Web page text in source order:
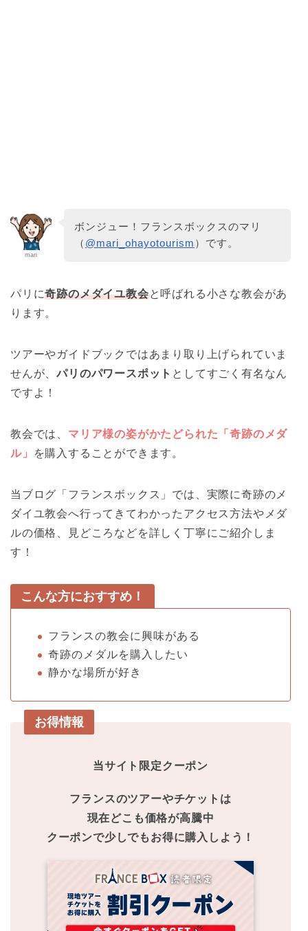
mari
ボンジュー！フランスボックスのマリ
（ @mari_ohayotourism ）です。
パリに奇跡のメダイユ教会と呼ばれる小さな教会があ
ります。
ツアーやガイドブックではあまり取り上げられていま
せんが、パリのパワースポット としてすごく有名なん
ですよ！
教会では、 マリア様の姿がかたどられた「奇跡のメダ
ル」
を購入することができます。
当ブログ「フランスボックス」では、実際に奇跡のメ
ダイユ教会へ行ってきてわかったアクセス方法やメダ
ルの価格、見どころなどを詳しく丁寧にご紹介しま
す！
こんな方におすすめ！
フランスの教会に興味がある
奇跡のメダルを購入したい
静かな場所が好き
お得情報
当サイト限定クーポン
フランスのツアーやチケットは
現在どこも価格が高騰中
クーポンで少しでもお得に購入しよう！